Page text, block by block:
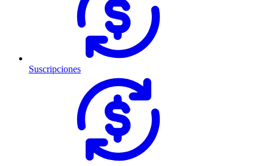
Suscripciones